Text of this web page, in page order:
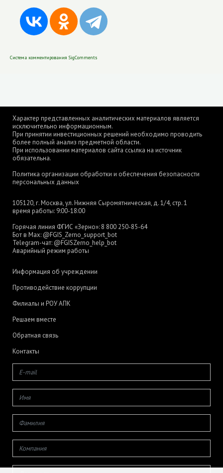
Система комментирования SigComments
Характер представленных аналитических материалов является
исключительно информационным.
При принятии инвестиционных решений необходимо проводить
более полный анализ предметной области.
При использовании материалов сайта ссылка на источник
обязательна.
Политика организации обработки и обеспечения безопасности
персональных данных
105120, г. Москва, ул. Нижняя Сыромятническая, д. 1/4, стр. 1
время работы: 9:00-18:00
Горячая линия ФГИС «Зерно»: 8 800 250-85-64
Бот в Max: @FGIS_Zerno_support_bot
Telegram-чат: @FGISZerno_help_bot
Аварийный режим работы
Информация об учреждении
Противодействие коррупции
Филиалы и РОУ АПК
Решаем вместе
Обратная связь
Контакты